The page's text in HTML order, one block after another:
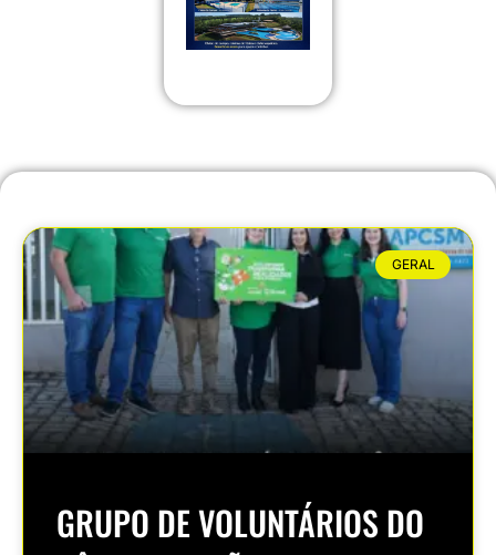
GERAL
GRUPO DE VOLUNTÁRIOS DO